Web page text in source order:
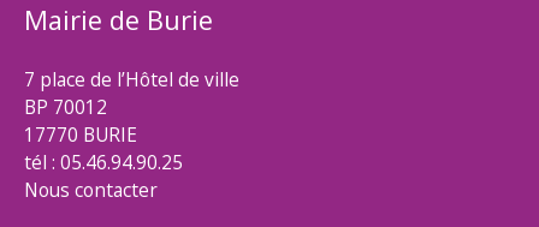
Mairie de Burie
7 place de l’Hôtel de ville
BP 70012
17770 BURIE
tél : 05.46.94.90.25
Nous contacter